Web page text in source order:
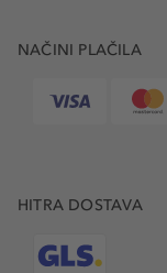
NAČINI PLAČILA
HITRA DOSTAVA